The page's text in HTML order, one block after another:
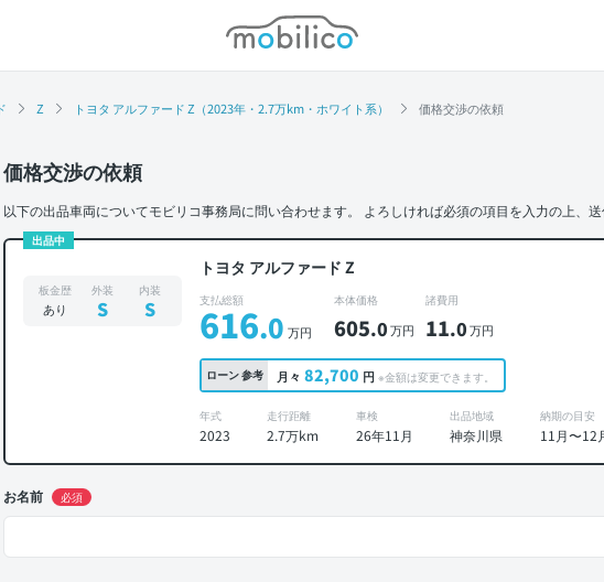
モビリコ
Z トヨタ アルファード Z（2023年・2.7万km・ホワイト系） 価格交渉の依頼
価格交渉の依頼
以下の出品車両についてモビリコ事務局に問い合わせます。 よろしければ必須の項目を入力の上、送
出品中
トヨタ アルファード Z
板金歴
あり
外装
S
内装
S 支払総額
616.0 万円
本体価格
605.0万円
諸費用
11.0万円
ローン参考 月々 82,700 円 ※金額は変更できます。
年式
2023
走行距離
2.7万km
車検
26年11月
出品地域
神奈川県
納期の目安
11月〜12
お名前 必須